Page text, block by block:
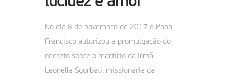
No dia 8 de novembro de 2017 o Papa
Francisco autorizou a promulgação do
decreto sobre o martírio da irmã
Leonella Sgorbati, missionária da